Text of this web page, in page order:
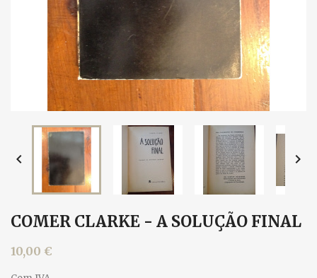
 
COMER CLARKE - A SOLUÇÃO FINAL
10,00 €